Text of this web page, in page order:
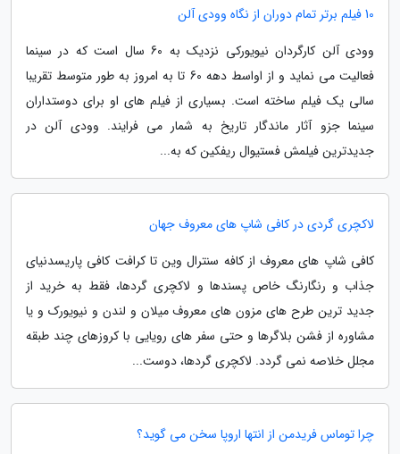
10 فیلم برتر تمام دوران از نگاه وودی آلن
وودی آلن کارگردان نیویورکی نزدیک به 60 سال است که در سینما
فعالیت می نماید و از اواسط دهه 60 تا به امروز به طور متوسط تقریبا
سالی یک فیلم ساخته است. بسیاری از فیلم های او برای دوستداران
سینما جزو آثار ماندگار تاریخ به شمار می فرایند. وودی آلن در
جدیدترین فیلمش فستیوال ریفکین که به...
لاکچری گردی در کافی شاپ های معروف جهان
کافی شاپ های معروف از کافه سنترال وین تا کرافت کافی پاریسدنیای
جذاب و رنگارنگ خاص پسندها و لاکچری گردها، فقط به خرید از
جدید ترین طرح های مزون های معروف میلان و لندن و نیویورک و یا
مشاوره از فشن بلاگرها و حتی سفر های رویایی با کروزهای چند طبقه
مجلل خلاصه نمی گردد. لاکچری گردها، دوست...
چرا توماس فریدمن از انتها اروپا سخن می گوید؟